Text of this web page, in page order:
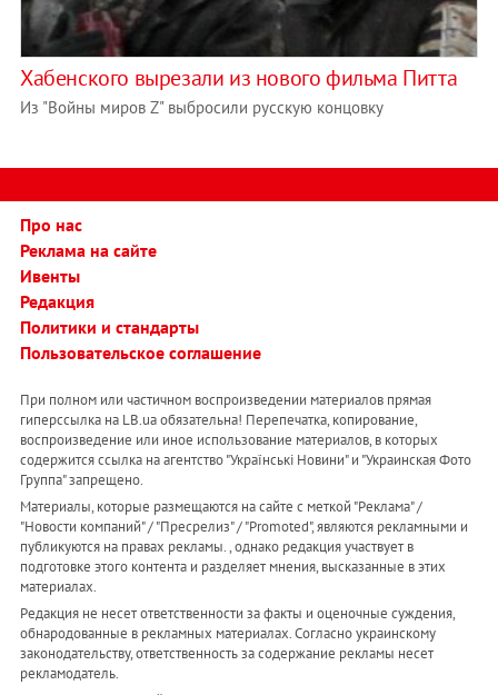
Хабенского вырезали из нового фильма Питта
Из "Войны миров Z" выбросили русскую концовку
Про нас
Реклама на сайте
Ивенты
Редакция
Политики и стандарты
Пользовательское соглашение
При полном или частичном воспроизведении материалов прямая
гиперссылка на LB.ua обязательна! Перепечатка, копирование,
воспроизведение или иное использование материалов, в которых
содержится ссылка на агентство "Українськi Новини" и "Украинская Фото
Группа" запрещено.
Материалы, которые размещаются на сайте с меткой "Реклама" /
"Новости компаний" / "Пресрелиз" / "Promoted", являются рекламными и
публикуются на правах рекламы. , однако редакция участвует в
подготовке этого контента и разделяет мнения, высказанные в этих
материалах.
Редакция не несет ответственности за факты и оценочные суждения,
обнародованные в рекламных материалах. Согласно украинскому
законодательству, ответственность за содержание рекламы несет
рекламодатель.